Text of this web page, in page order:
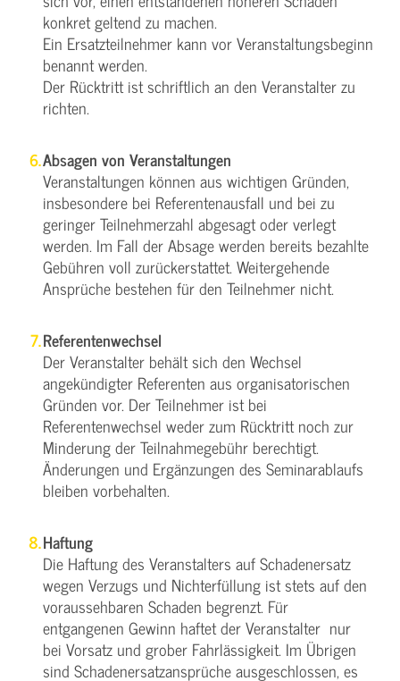
konkret geltend zu machen.
Ein Ersatzteilnehmer kann vor Veranstaltungsbeginn
benannt werden.
Der Rücktritt ist schriftlich an den Veranstalter zu
richten.
Absagen von Veranstaltungen
Veranstaltungen können aus wichtigen Gründen,
insbesondere bei Referentenausfall und bei zu
geringer Teilnehmerzahl abgesagt oder verlegt
werden. Im Fall der Absage werden bereits bezahlte
Gebühren voll zurückerstattet. Weitergehende
Ansprüche bestehen für den Teilnehmer nicht.
Referentenwechsel
Der Veranstalter behält sich den Wechsel
angekündigter Referenten aus organisatorischen
Gründen vor. Der Teilnehmer ist bei
Referentenwechsel weder zum Rücktritt noch zur
Minderung der Teilnahmegebühr berechtigt.
Änderungen und Ergänzungen des Seminarablaufs
bleiben vorbehalten.
Haftung
Die Haftung des Veranstalters auf Schadenersatz
wegen Verzugs und Nichterfüllung ist stets auf den
voraussehbaren Schaden begrenzt. Für
entgangenen Gewinn haftet der Veranstalter nur
bei Vorsatz und grober Fahrlässigkeit. Im Übrigen
sind Schadenersatzansprüche ausgeschlossen, es